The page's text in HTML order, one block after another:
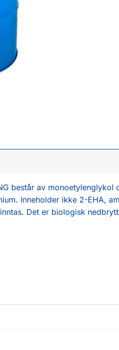
består av
Inneholder ikke 2-EHA,
Det er biologisk